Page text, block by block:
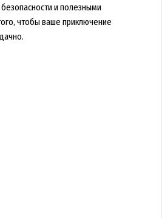
и полезными
чтобы ваше приключение